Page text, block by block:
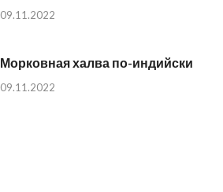
09.11.2022
Морковная халва по-индийски
09.11.2022